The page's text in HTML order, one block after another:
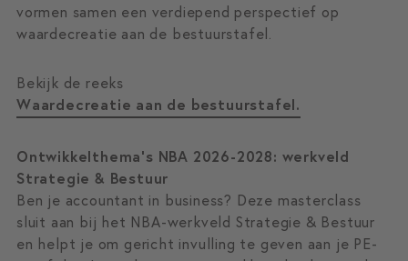
vormen samen een verdiepend perspectief op
waardecreatie aan de bestuurstafel.
Bekijk de reeks
Waardecreatie aan de bestuurstafel.
Ontwikkelthema’s NBA 2026-2028: werkveld
Strategie & Bestuur
Ben je accountant in business? Deze masterclass
sluit aan bij het NBA-werkveld Strategie & Bestuur
en helpt je om gericht invulling te geven aan je PE-